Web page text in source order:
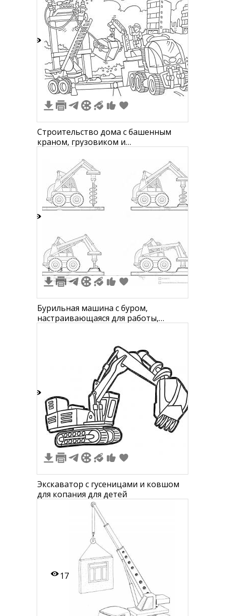
Строительство дома с башенным
краном, грузовиком и
1 3 1
Бурильная машина с буром,
настраивающаяся для работы,
1
Экскаватор с гусеницами и ковшом
для копания для детей
17